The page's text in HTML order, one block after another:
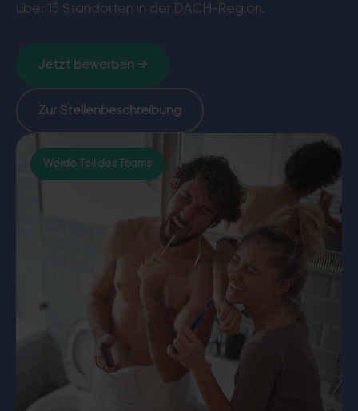
über 15 Standorten in der DACH-Region.
Jetzt bewerben →
Zur Stellenbeschreibung
Werde Teil des Teams